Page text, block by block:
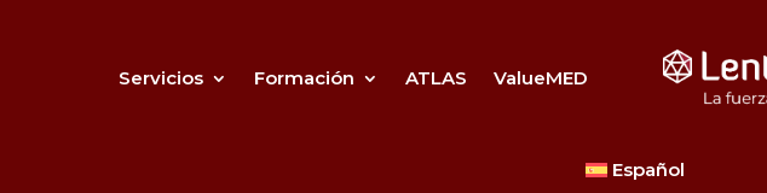
Servicios Formación ATLAS ValueMED
Español